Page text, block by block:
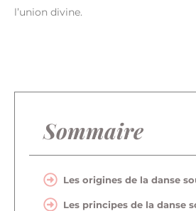
l’union divine.
Sommaire
Les origines de la danse
Les principes de la danse